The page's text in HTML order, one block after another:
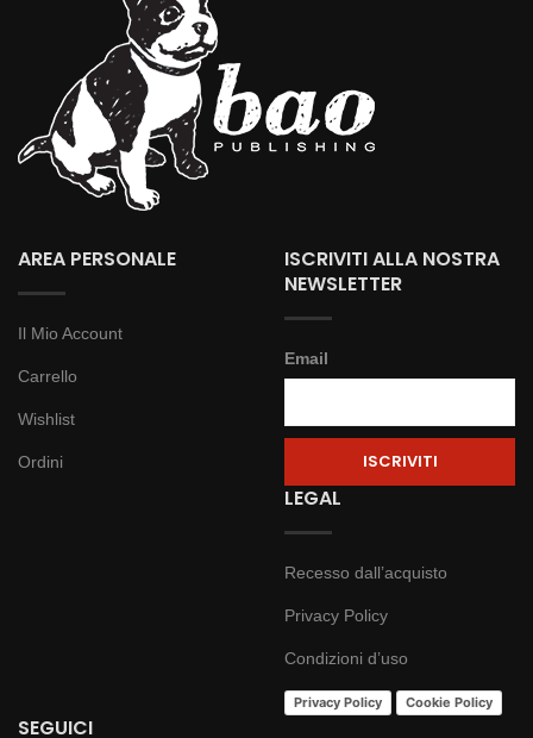
AREA PERSONALE
Il Mio Account
Carrello
Wishlist
Ordini
ISCRIVITI ALLA NOSTRA
NEWSLETTER
Email
LEGAL
Recesso dall’acquisto
Privacy Policy
Condizioni d’uso
Privacy Policy Cookie Policy
SEGUICI